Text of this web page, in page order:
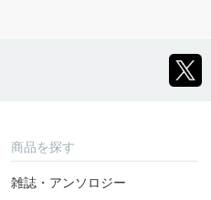
商品を探す
雑誌・アンソロジー